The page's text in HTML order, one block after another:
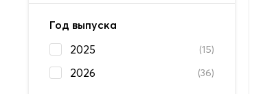
Год выпуска
2025
(15)
2026 (36)